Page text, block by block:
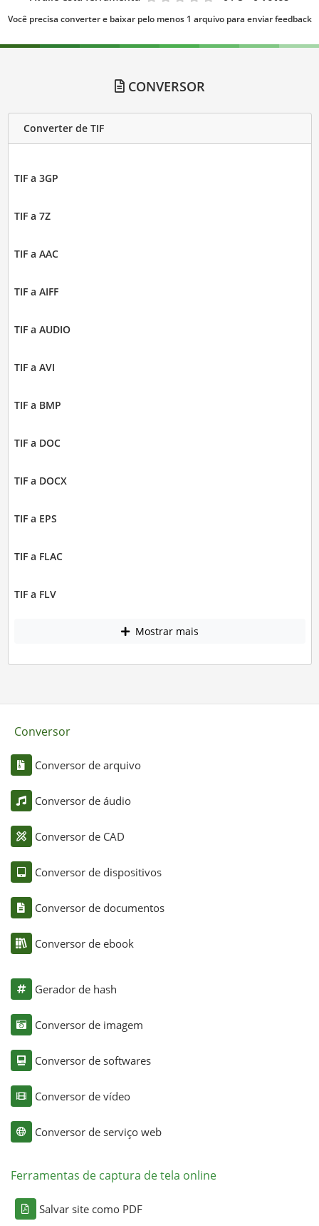
Você precisa converter e baixar pelo menos 1 arquivo para enviar feedback
CONVERSOR
Converter de TIF
TIF a 3GP
TIF a 7Z
TIF a AAC
TIF a AIFF
TIF a AUDIO
TIF a AVI
TIF a BMP
TIF a DOC
TIF a DOCX
TIF a EPS
TIF a FLAC
TIF a FLV
Mostrar mais
Conversor
Conversor de arquivo
Conversor de áudio
Conversor de CAD
Conversor de dispositivos
Conversor de documentos
Conversor de ebook
Gerador de hash
Conversor de imagem
Conversor de softwares
Conversor de vídeo
Conversor de serviço web
Ferramentas de captura de tela online
Salvar site como PDF